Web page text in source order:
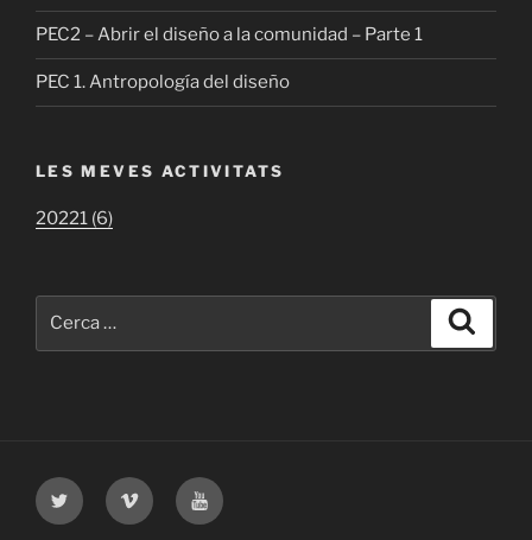
PEC2 – Abrir el diseño a la comunidad – Parte 1
PEC 1. Antropología del diseño
LES MEVES ACTIVITATS
20221 (6)
Twitter
UOC
Vimeo
UOC
Youtube
UOC